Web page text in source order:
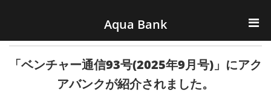
Aqua Bank
TOP
KENCOS・eye-cos
「ベンチャー通信93号(2025年9月号)」にアク
アバンクが紹介されました。